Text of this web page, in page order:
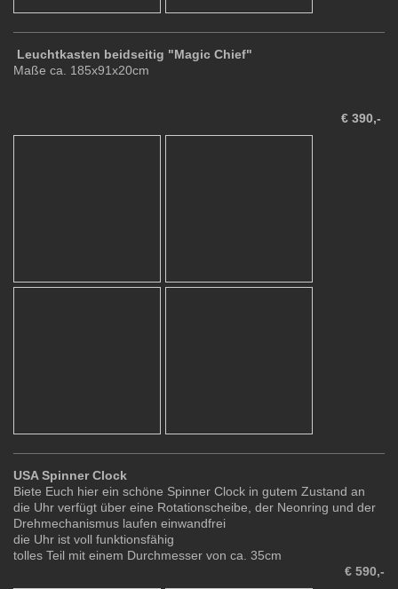
Leuchtkasten beidseitig "Magic Chief"
Maße ca. 185x91x20cm
€ 390,-
USA Spinner Clock
Biete Euch hier ein schöne Spinner Clock in gutem Zustand an
die Uhr verfügt über eine Rotationscheibe, der Neonring und der
Drehmechanismus laufen einwandfrei
die Uhr ist voll funktionsfähig
tolles Teil mit einem Durchmesser von ca. 35cm
€ 590,-